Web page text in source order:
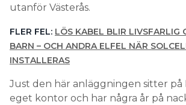
utanför Västerås.
FLER FEL: LÖS KABEL BLIR LIVSFARLIG
BARN – OCH ANDRA ELFEL NÄR
INSTALLERAS
Just den här anläggningen sitter
eget kontor och har några år på